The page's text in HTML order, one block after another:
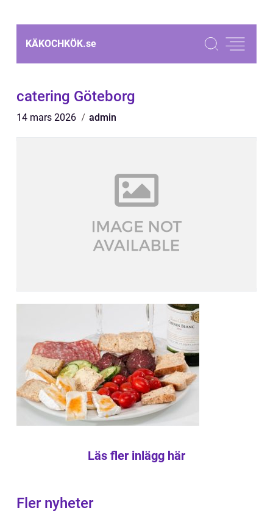
KÄKOCHKÖK.se
catering Göteborg
14 mars 2026 admin
Läs fler inlägg här
Fler nyheter